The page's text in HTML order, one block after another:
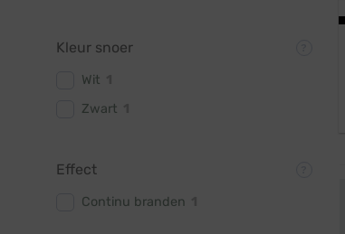
Kleur snoer
Wit
Zwart
Effect
Continu branden